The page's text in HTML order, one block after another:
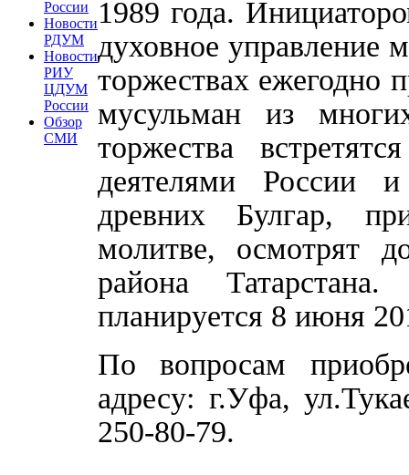
России
Новости
РДУМ
Новости
РИУ
ЦДУМ
России
Обзор
СМИ
1989 года.
духовное управление
торжествах ежегодно
мусульман из
торжества
деятелями России
древних Булгар,
молитве, осмотрят
района
планируется 8 июня
По вопросам
адресу: г.Уфа,
250-80-79.